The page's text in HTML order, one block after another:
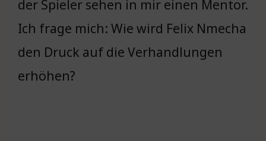
der Spieler sehen in mir einen Mentor.
Ich frage mich: Wie wird Felix Nmecha
den Druck auf die Verhandlungen
erhöhen?